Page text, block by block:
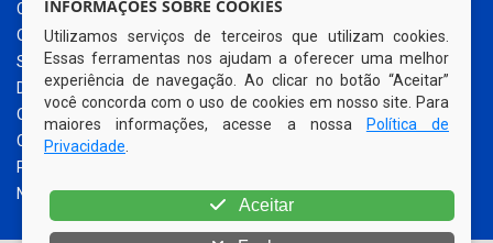
Carta de Serviços ao Usuário
Ouvidoria Municipal
Sistema Eletrônico – e-SIC
Diário Oficial
Quadro de Avisos
Contracheque Online
Portal do Contribuinte
Nota Fiscal Eletrônica
INFORMAÇÕES SOBRE COOKIES
Utilizamos serviços de terceiros que utilizam cookies.
Essas ferramentas nos ajudam a oferecer uma melhor
experiência de navegação. Ao clicar no botão “Aceitar”
você concorda com o uso de cookies em nosso site. Para
maiores informações, acesse a nossa
Política de
Privacidade
Aceitar